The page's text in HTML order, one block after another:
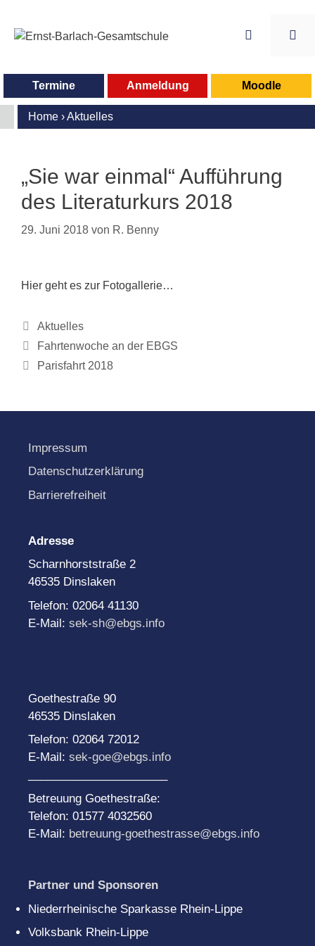
springen
Home ›Aktuelles
Termine Anmeldung Moodle
„Sie war einmal“ Aufführung
des Literaturkurs 2018
29. Juni 2018 von R. Benny
Hier geht es zur Fotogallerie…
Kategorien
Aktuelles
Fahrtenwoche an der EBGS
Parisfahrt 2018
Impressum
Datenschutzerklärung
Barrierefreiheit
Adresse
Scharnhorststraße 2
46535 Dinslaken
Telefon: 02064 41130
E-Mail: sek-sh@ebgs.info
Goethestraße 90
46535 Dinslaken
Telefon: 02064 72012
E-Mail: sek-goe@ebgs.info
Betreuung Goethestraße:
Telefon: 01577 4032560
E-Mail: betreuung-goethestrasse@ebgs.info
Partner und Sponsoren
Niederrheinische Sparkasse Rhein-Lippe
Volksbank Rhein-Lippe